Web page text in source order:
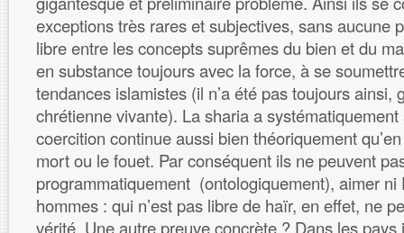
exceptions très rares et subjectives, sans aucune
libre entre les concepts suprêmes du bien et du
en substance toujours avec la force, à se
tendances islamistes (il n’a été pas toujours ainsi,
chrétienne vivante). La sharia a
coercition continue aussi bien théoriquement
mort ou le fouet. Par conséquent ils ne peuvent
programmatiquement (ontologiquement), aimer ni
hommes : qui n’est pas libre de haïr, en effet, ne
vérité. Une autre preuve concrète ? Dans les pays